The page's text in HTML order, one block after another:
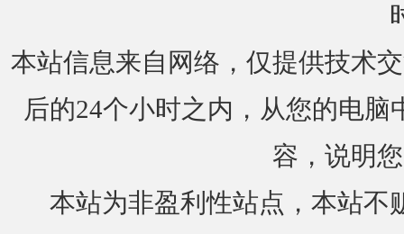
本站信息来自网络，仅提供技术
后的24个小时之内，从您的电
容，说明
本站为非盈利性站点，本站不